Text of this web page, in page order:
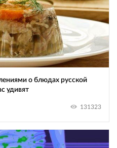
о блюдах русской
удивят
131323